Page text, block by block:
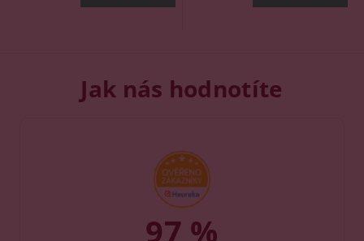
Jak nás hodnotíte
97 %